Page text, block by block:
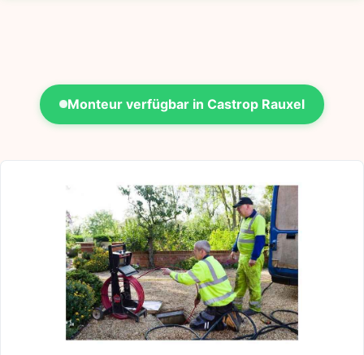
Monteur verfügbar in Castrop Rauxel